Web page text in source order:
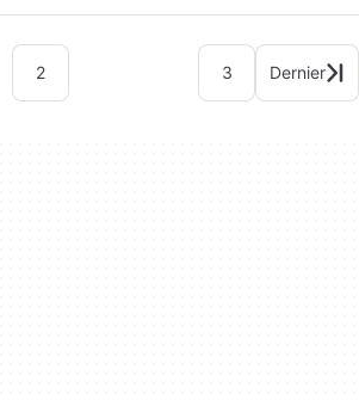
2 3 Dernier